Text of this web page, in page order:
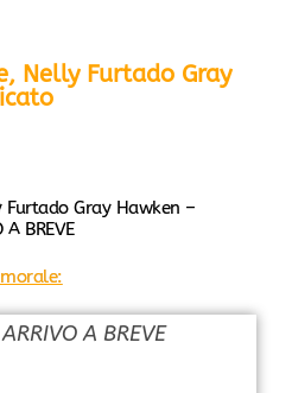
Nelly Furtado Gray
Furtado Gray Hawken –
A BREVE
A BREVE